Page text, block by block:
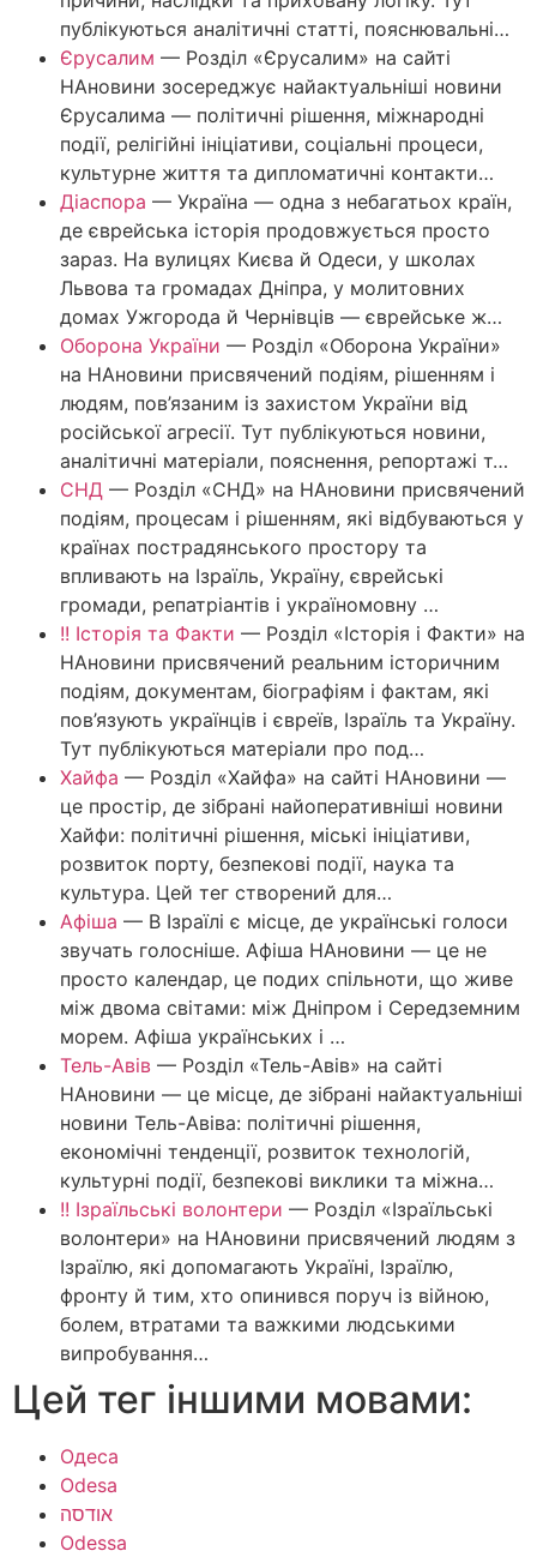
публікуються аналітичні статті, пояснювальні…
Єрусалим — Розділ «Єрусалим» на сайті
НАновини зосереджує найактуальніші новини
Єрусалима — політичні рішення, міжнародні
події, релігійні ініціативи, соціальні процеси,
культурне життя та дипломатичні контакти…
Діаспора — Україна — одна з небагатьох країн,
де єврейська історія продовжується просто
зараз. На вулицях Києва й Одеси, у школах
Львова та громадах Дніпра, у молитовних
домах Ужгорода й Чернівців — єврейське ж…
Оборона України — Розділ «Оборона України»
на НАновини присвячений подіям, рішенням і
людям, пов’язаним із захистом України від
російської агресії. Тут публікуються новини,
аналітичні матеріали, пояснення, репортажі т…
СНД — Розділ «СНД» на НАновини присвячений
подіям, процесам і рішенням, які відбуваються у
країнах пострадянського простору та
впливають на Ізраїль, Україну, єврейські
громади, репатріантів і україномовну …
!! Історія та Факти — Розділ «Історія і Факти» на
НАновини присвячений реальним історичним
подіям, документам, біографіям і фактам, які
пов’язують українців і євреїв, Ізраїль та Україну.
Тут публікуються матеріали про под…
Хайфа — Розділ «Хайфа» на сайті НАновини —
це простір, де зібрані найоперативніші новини
Хайфи: політичні рішення, міські ініціативи,
розвиток порту, безпекові події, наука та
культура. Цей тег створений для…
Афіша — В Ізраїлі є місце, де українські голоси
звучать голосніше. Афіша НАновини — це не
просто календар, це подих спільноти, що живе
між двома світами: між Дніпром і Середземним
морем. Афіша українських і …
Тель-Авів — Розділ «Тель-Авів» на сайті
НАновини — це місце, де зібрані найактуальніші
новини Тель-Авіва: політичні рішення,
економічні тенденції, розвиток технологій,
культурні події, безпекові виклики та міжна…
!! Ізраїльські волонтери — Розділ «Ізраїльські
волонтери» на НАновини присвячений людям з
Ізраїлю, які допомагають Україні, Ізраїлю,
фронту й тим, хто опинився поруч із війною,
болем, втратами та важкими людськими
випробування…
Цей тег іншими мовами:
Одеса
Odesa
אודסה
Odessa